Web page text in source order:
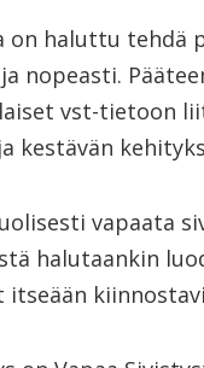
on haluttu tehdä
nopeasti.
vst-tietoon
kestävän
vapaata
halutaankin